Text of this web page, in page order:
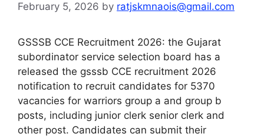
February 5, 2026 by ratjskmnaois@gmail.com
GSSSB CCE Recruitment 2026: the Gujarat
subordinator service selection board has a
released the gsssb CCE recruitment 2026
notification to recruit candidates for 5370
vacancies for warriors group a and group b
posts, including junior clerk senior clerk and
other post. Candidates can submit their